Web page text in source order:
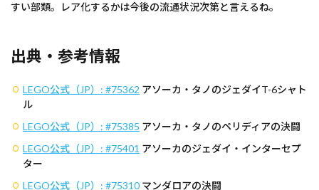
すい部類。レア化するかは今後の流通状況次第と言えるね。
出典・参考情報
LEGO公式（JP）: #75362 アソーカ・タノのジェダイT-6シャト
ル
LEGO公式（JP）: #75385 アソーカ・タノのペリディアの決闘
LEGO公式（JP）: #75401 アソーカのジェダイ・インターセプ
ター
LEGO公式（JP）: #75310 マンダロアの決闘